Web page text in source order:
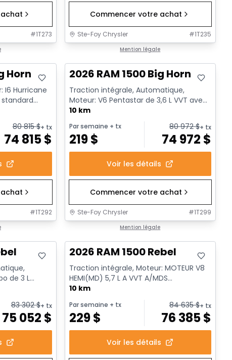
#1T273
Commencer votre achat
Ste-Foy Chrysler #1T235
Mention légale
Horn
I6 Hurricane
80 815$+ tx
74 815$
#1T292
2026 RAM 1500 Big Horn
Traction intégrale, Automatique,
Moteur: V6 Pentastar de 3,6 L VVT avec
BSG - 6 Cyl. - Essence
10 km
Par semaine + tx
219$
80 972$+ tx
74 972 $
Voir les détails
Commencer votre achat
Ste-Foy Chrysler #1T299
Mention légale
de 3 L
a...
83 302$+ tx
75 052 $
2026 RAM 1500 Rebel
Traction intégrale, Moteur: MOTEUR V8
HEMI(MD) 5,7 L A VVT A/MDS
ECO/ETORQUE - 8 Cyl. - Essence
10 km
Par semaine + tx
229$
84 635$+ tx
76 385$
Voir les détails